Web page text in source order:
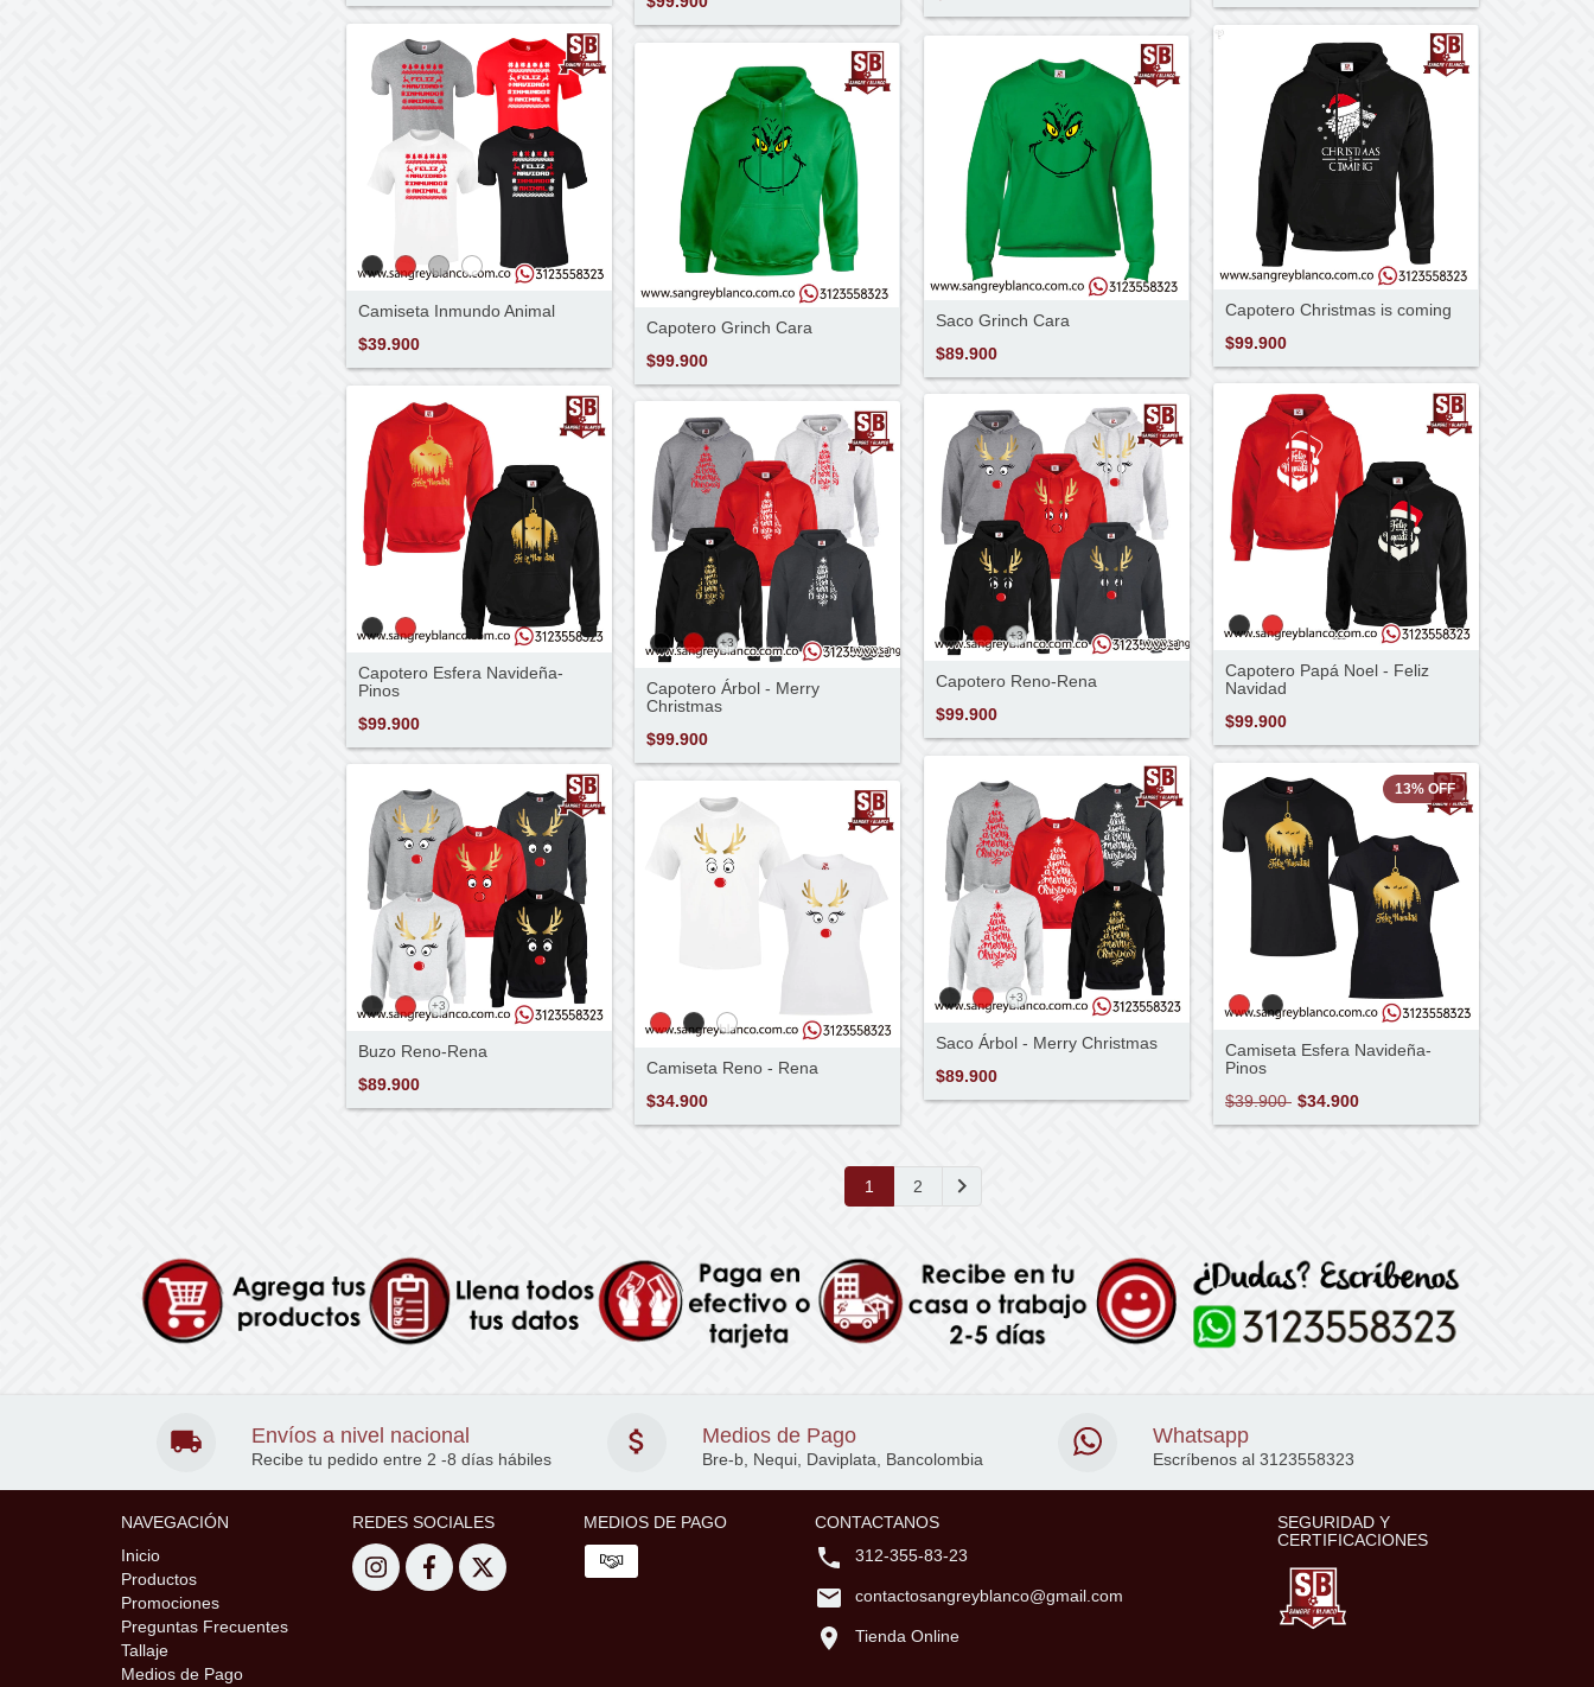
Camiseta Inmundo Animal
$39.900
Capotero Grinch Cara
$99.900
Saco Grinch Cara
$89.900
Capotero Christmas is coming
$99.900
Capotero Esfera Navideña-
Pinos
$99.900
+3
Capotero Árbol - Merry
Christmas
$99.900
+3
Capotero Reno-Rena
$99.900
Capotero Papá Noel - Feliz
Navidad
$99.900
+3
Buzo Reno-Rena
$89.900
Camiseta Reno - Rena
$34.900
+3
Saco Árbol - Merry Christmas
$89.900
13% OFF
Camiseta Esfera Navideña-
Pinos
$39.900 $34.900
1 2
Envíos a nivel nacional
Recibe tu pedido entre 2 -8 días hábiles
Medios de Pago
Bre-b, Nequi, Daviplata, Bancolombia
Whatsapp
Escríbenos al 3123558323
NAVEGACIÓN
Inicio
Productos
Promociones
Preguntas Frecuentes
Tallaje
Medios de Pago
REDES SOCIALES MEDIOS DE PAGO
CONTACTANOS
312-355-83-23
contactosangreyblanco@gmail.com
Tienda Online
SEGURIDAD Y
CERTIFICACIONES